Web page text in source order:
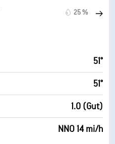
25 %
51°
51°
1.0 (Gut)
NNO 14 mi/h